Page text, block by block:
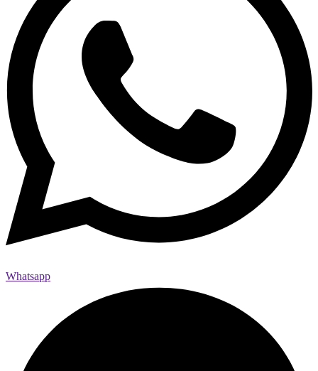
Whatsapp